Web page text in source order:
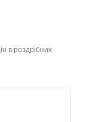
в роздрібних